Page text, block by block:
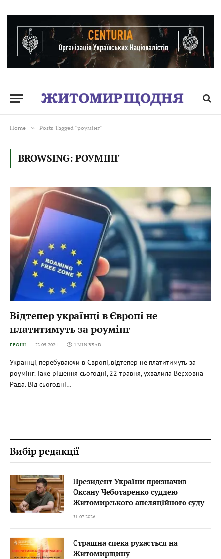
Home » Posts Tagged "роумінг"
BROWSING: РОУМІНГ
Відтепер українці в Європі не
платитимуть за роумінг
ГРОШІ 22.05.2024 1 MIN READ
Українці, перебуваючи в Європі, відтепер не платитимуть за
роумінг. Таке рішення сьогодні, 22 травня, ухвалила Верховна
Рада. Від сьогодні…
Вибір редакції
Президент України призначив
Оксану Чеботаренко суддею
Житомирського апеляційного суду
31.07.2026
Страшна спека рухається на
Житомирщину